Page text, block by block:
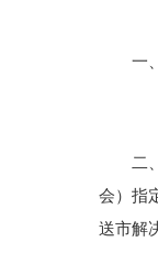
一、
二、
会）指
送市解